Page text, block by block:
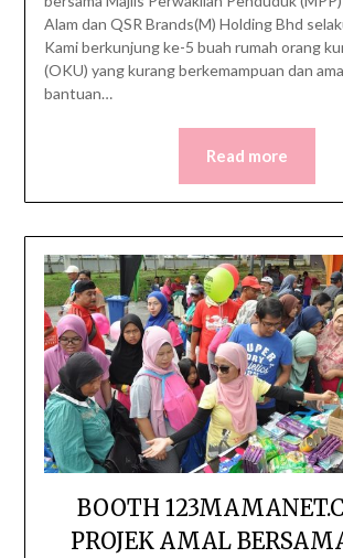
Alam dan QSR Brands(M) Holding Bhd
Kami berkunjung ke-5 buah rumah orang
(OKU) yang kurang berkemampuan dan
bantuan…
Read more
BOOTH
PROJEK AMAL